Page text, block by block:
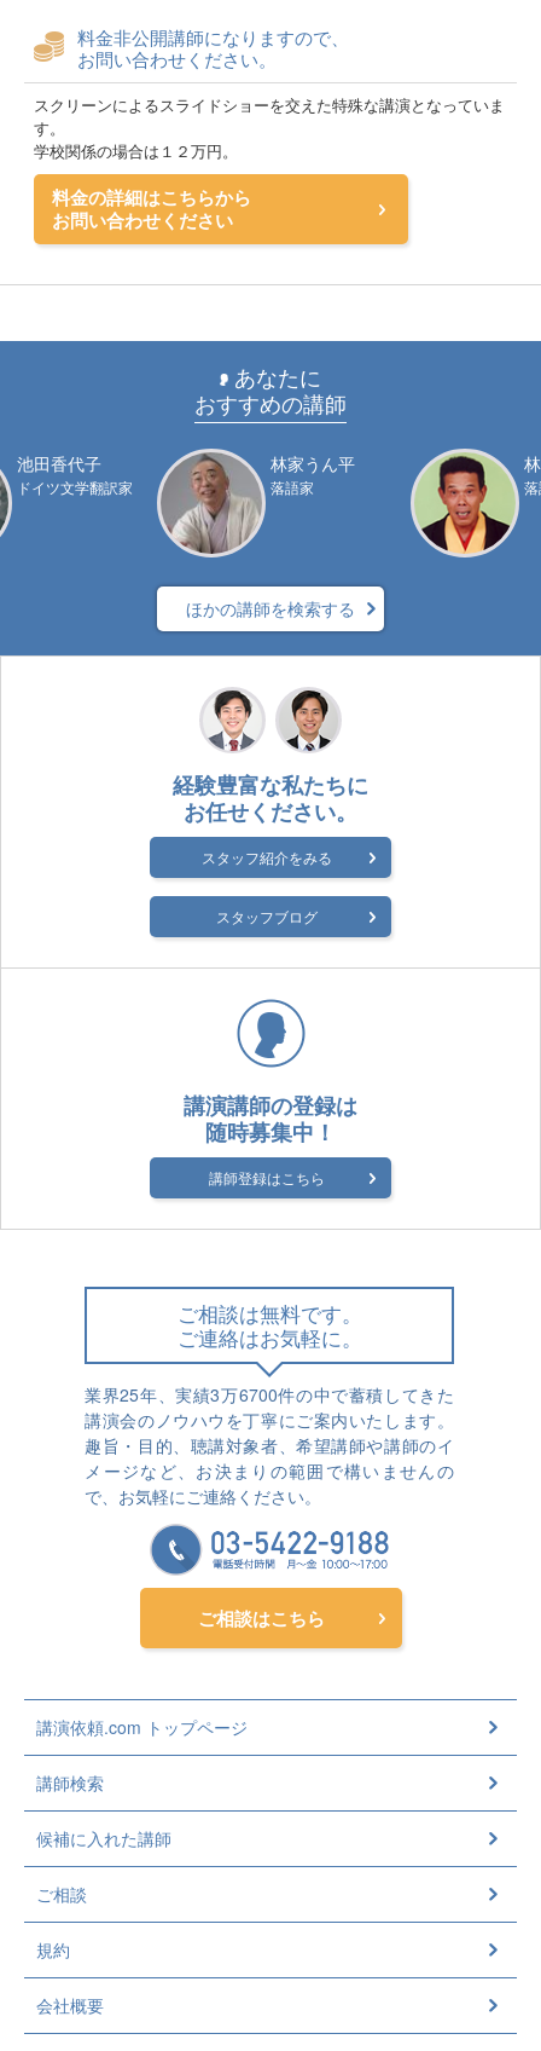
料金非公開講師になりますので、
お問い合わせください。
スクリーンによるスライドショーを交えた特殊な講演となっていま
す。
学校関係の場合は１２万円。
料金の詳細はこちらから
お問い合わせください
あなたに
おすすめの講師
池田香代子
ドイツ文学翻訳家
林家うん平
落語家
ほかの講師を検索する
経験豊富な私たちに
お任せください。
スタッフ紹介をみる
スタッフブログ
講演講師の登録は
随時募集中！
講師登録はこちら
ご相談は無料です。
ご連絡はお気軽に。
業界25年、実績3万6700件の中で蓄積してきた
講演会のノウハウを丁寧にご案内いたします。
趣旨・目的、聴講対象者、希望講師や講師のイ
メージなど、お決まりの範囲で構いませんの
で、お気軽にご連絡ください。
ご相談はこちら
講演依頼.com トップページ
講師検索
候補に入れた講師
ご相談
規約
会社概要